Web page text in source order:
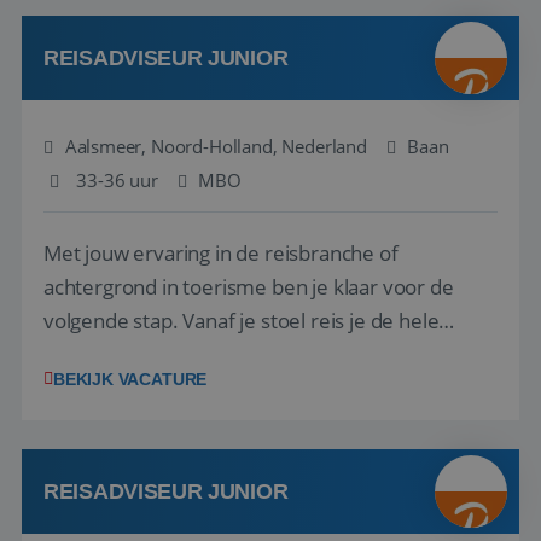
werken: of het nu gaat om vragen ...
REISADVISEUR JUNIOR
Aalsmeer, Noord-Holland, Nederland
Baan
33-36 uur
MBO
Met jouw ervaring in de reisbranche of
achtergrond in toerisme ben je klaar voor de
volgende stap. Vanaf je stoel reis je de hele
wensen van je team, je klant en wat er in de
klanten te overtuigen om die droomreis te
boeken! ...
BEKIJK VACATURE
REISADVISEUR JUNIOR